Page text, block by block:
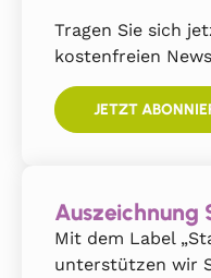
Tragen Sie sich
kostenfreien
JETZT
Auszeichnung
Mit dem Label
unterstützen wir